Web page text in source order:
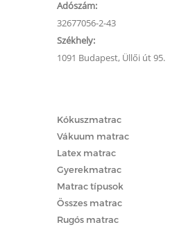
Adószám:
32677056-2-43
Székhely:
1091 Budapest, Üllői út 95.
Kókuszmatrac
Vákuum matrac
Latex matrac
Gyerekmatrac
Matrac típusok
Összes matrac
Rugós matrac